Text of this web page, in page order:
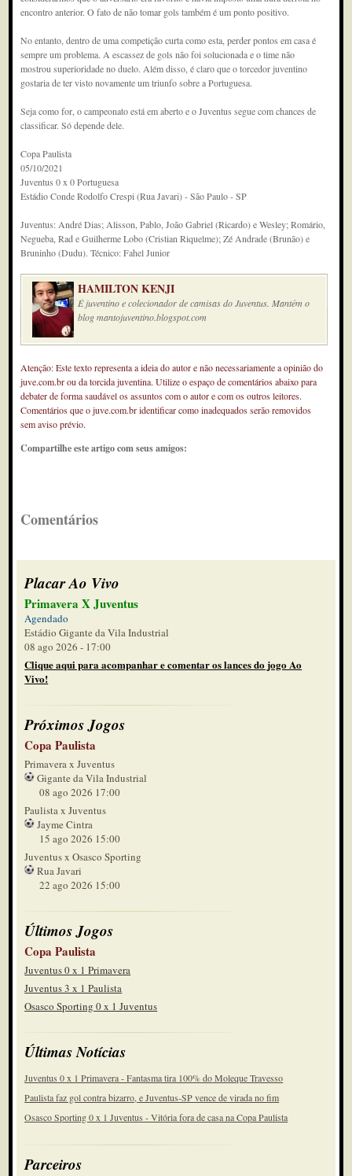
encontro anterior. O fato de não tomar gols também é um ponto positivo.
No entanto, dentro de uma competição curta como esta, perder pontos em casa é
sempre um problema. A escassez de gols não foi solucionada e o time não
mostrou superioridade no duelo. Além disso, é claro que o torcedor juventino
gostaria de ter visto novamente um triunfo sobre a Portuguesa.
Seja como for, o campeonato está em aberto e o Juventus segue com chances de
classificar. Só depende dele.
Copa Paulista
05/10/2021
Juventus 0 x 0 Portuguesa
Estádio Conde Rodolfo Crespi (Rua Javari) - São Paulo - SP
Juventus: André Dias; Alisson, Pablo, João Gabriel (Ricardo) e Wesley; Romário,
Negueba, Rad e Guilherme Lobo (Cristian Riquelme); Zé Andrade (Brunão) e
Bruninho (Dudu). Técnico: Fahel Junior
HAMILTON KENJI
É juventino e colecionador de camisas do Juventus. Mantém o
blog mantojuventino.blogspot.com
Atenção: Este texto representa a ideia do autor e não necessariamente a opinião do
juve.com.br ou da torcida juventina. Utilize o espaço de comentários abaixo para
debater de forma saudável os assuntos com o autor e com os outros leitores.
Comentários que o juve.com.br identificar como inadequados serão removidos
sem aviso prévio.
Compartilhe este artigo com seus amigos:
Comentários
Placar Ao Vivo
Primavera X Juventus
Agendado
Estádio Gigante da Vila Industrial
08 ago 2026 - 17:00
Clique aqui para acompanhar e comentar os lances do jogo Ao
Vivo!
Próximos Jogos
Copa Paulista
Primavera x Juventus
Gigante da Vila Industrial
08 ago 2026 17:00
Paulista x Juventus
Jayme Cintra
15 ago 2026 15:00
Juventus x Osasco Sporting
Rua Javari
22 ago 2026 15:00
Últimos Jogos
Copa Paulista
Juventus 0 x 1 Primavera
Juventus 3 x 1 Paulista
Osasco Sporting 0 x 1 Juventus
Últimas Notícias
Juventus 0 x 1 Primavera - Fantasma tira 100% do Moleque Travesso
Paulista faz gol contra bizarro, e Juventus-SP vence de virada no fim
Osasco Sporting 0 x 1 Juventus - Vitória fora de casa na Copa Paulista
Parceiros